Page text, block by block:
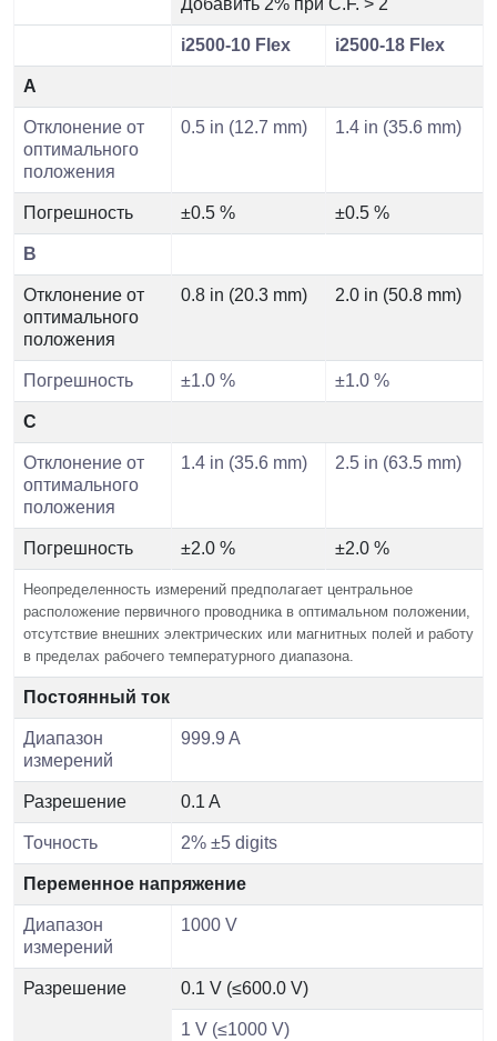
Добавить 2% при C.F. > 2
i2500-10 Flex i2500-18 Flex
A
Отклонение от
оптимального
положения
0.5 in (12.7 mm) 1.4 in (35.6 mm)
Погрешность ±0.5 % ±0.5 %
B
Отклонение от
оптимального
положения
0.8 in (20.3 mm) 2.0 in (50.8 mm)
Погрешность ±1.0 % ±1.0 %
C
Отклонение от
оптимального
положения
1.4 in (35.6 mm) 2.5 in (63.5 mm)
Погрешность ±2.0 % ±2.0 %
Неопределенность измерений предполагает центральное
расположение первичного проводника в оптимальном положении,
отсутствие внешних электрических или магнитных полей и работу
в пределах рабочего температурного диапазона.
Постоянный ток
Диапазон
измерений
999.9 A
Разрешение 0.1 A
Точность 2% ±5 digits
Переменное напряжение
Диапазон
измерений
1000 V
Разрешение 0.1 V (≤600.0 V)
1 V (≤1000 V)